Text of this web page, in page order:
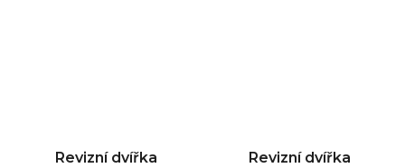
Revizní dvířka
Revizní dvířka